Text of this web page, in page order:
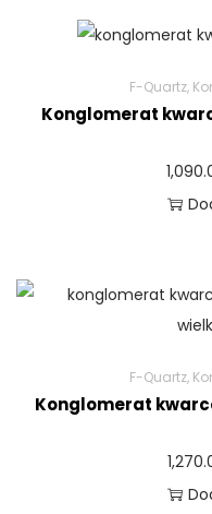
F-Quartz,
Konglomerat
F-Quartz,
Konglomerat